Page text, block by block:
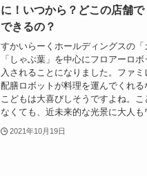
に！いつから？どこの店舗で
できるの？
すかいらーくホールディングスの「
「しゃぶ葉」を中心にフロアーロ
入されることになりました。ファミ
配膳ロボットが料理を運んでくれる
こどもは大喜びしそうですよね。こ
なくても、近未来的な光景に大人も
2021年10月19日